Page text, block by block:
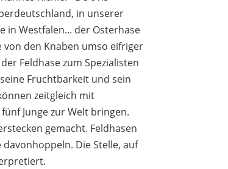
in unserer
in Westfalen... der Osterhase
von den Knaben umso eifriger
Feldhase zum Spezialisten
Fruchtbarkeit und sein
zeitgleich mit
Junge zur Welt bringen.
gemacht. Feldhasen
Die Stelle, auf